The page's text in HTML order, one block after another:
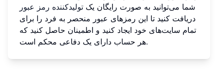
شما می‌توانید به صورت رایگان یک تولیدکننده رمز عبور
دریافت کنید تا این رمزهای عبور منحصر به فرد را برای
تمام سایت‌های خود ایجاد کنید و اطمینان حاصل کنید که
هر حساب دارای یک دفاعی محکم است.